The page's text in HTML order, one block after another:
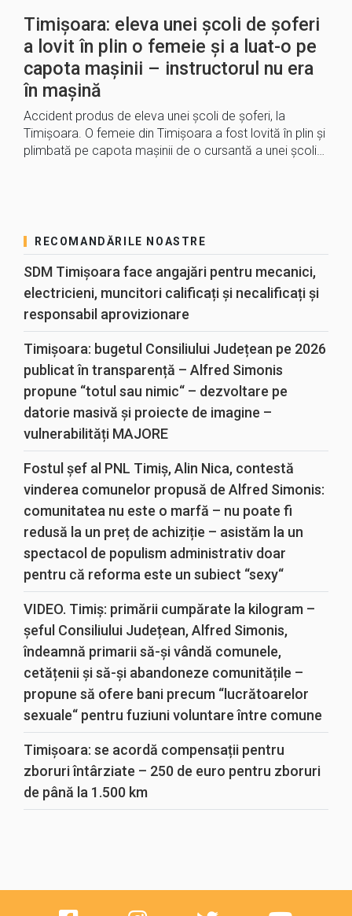
Timișoara: eleva unei școli de șoferi
a lovit în plin o femeie și a luat-o pe
capota mașinii – instructorul nu era
în mașină
Accident produs de eleva unei școli de șoferi, la
Timișoara. O femeie din Timișoara a fost lovită în plin şi
plimbată pe capota mașinii de o cursantă a unei şcoli…
RECOMANDĂRILE NOASTRE
SDM Timișoara face angajări pentru mecanici,
electricieni, muncitori calificați și necalificați și
responsabil aprovizionare
Timișoara: bugetul Consiliului Județean pe 2026
publicat în transparență – Alfred Simonis
propune “totul sau nimic“ – dezvoltare pe
datorie masivă și proiecte de imagine –
vulnerabilități MAJORE
Fostul șef al PNL Timiș, Alin Nica, contestă
vinderea comunelor propusă de Alfred Simonis:
comunitatea nu este o marfă – nu poate fi
redusă la un preț de achiziție – asistăm la un
spectacol de populism administrativ doar
pentru că reforma este un subiect “sexy“
VIDEO. Timiș: primării cumpărate la kilogram –
șeful Consiliului Județean, Alfred Simonis,
îndeamnă primarii să-și vândă comunele,
cetățenii și să-și abandoneze comunitățile –
propune să ofere bani precum “lucrătoarelor
sexuale“ pentru fuziuni voluntare între comune
Timișoara: se acordă compensații pentru
zboruri întârziate – 250 de euro pentru zboruri
de până la 1.500 km